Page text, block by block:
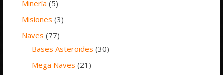
Minería (5)
Misiones (3)
Naves (77)
Bases Asteroides (30)
Mega Naves (21)